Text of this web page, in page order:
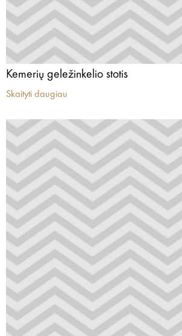
Kemerių geležinkelio stotis
Skaityti daugiau